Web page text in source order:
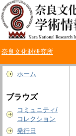
奈良文化財研究所
ホーム
ブラウズ
コミュニティ/
コレクション
発行日